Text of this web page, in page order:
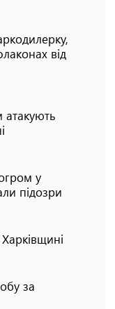
від
атакують
у
підозри
за